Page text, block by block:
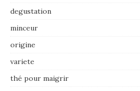
degustation
minceur
origine
variete
thé pour maigrir